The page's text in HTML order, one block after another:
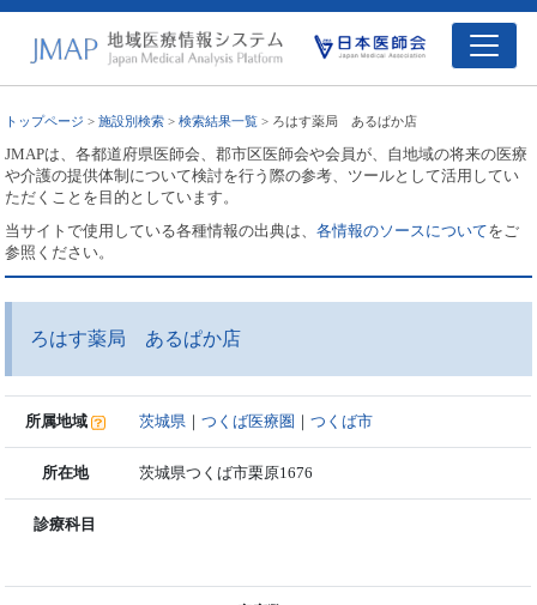
トップページ >施設別検索 >検索結果一覧 > ろはす薬局 あるぱか店
JMAPは、各都道府県医師会、郡市区医師会や会員が、自地域の将来の医療
や介護の提供体制について検討を行う際の参考、ツールとして活用してい
ただくことを目的としています。
当サイトで使用している各種情報の出典は、各情報のソースについてをご
参照ください。
ろはす薬局 あるぱか店
所属地域 茨城県 ｜つくば医療圏 ｜つくば市
所在地 茨城県つくば市栗原1676
診療科目